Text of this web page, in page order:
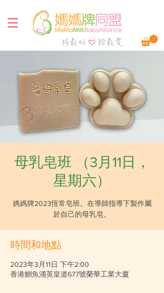
母乳皂班 （3月11日，
星期六）
媽媽牌2023恆常皂班。在導師指導下製作屬
於自己的母乳皂。
時間和地點
2023年3月11日 下午2:00
香港鰂魚涌英皇道677號榮華工業大廈